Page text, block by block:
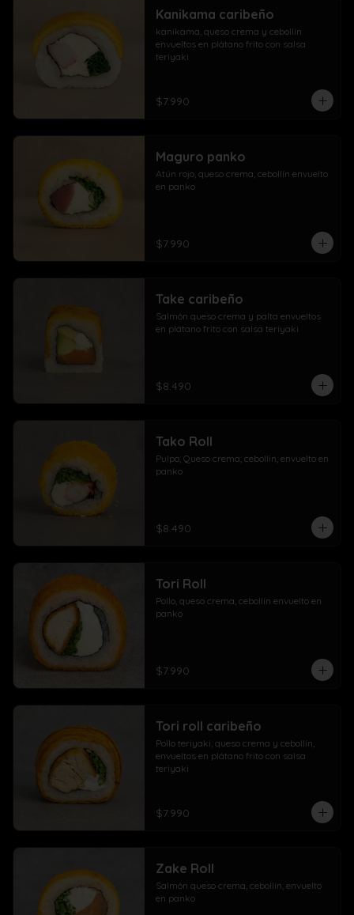
Kanikama caribeño
kanikama, queso crema y cebollín
envueltos en plátano frito con salsa
teriyaki
$7.990
Maguro panko
Atún rojo, queso crema, cebollín envuelto
en panko
$7.990
Take caribeño
Salmón queso crema y palta envueltos
en plátano frito con salsa teriyaki
$8.490
Tako Roll
Pulpo, Queso crema, cebollin, envuelto en
panko
$8.490
Tori Roll
Pollo, queso crema, cebollín envuelto en
panko
$7.990
Tori roll caribeño
Pollo teriyaki, queso crema y cebollín,
envueltos en plátano frito con salsa
teriyaki
$7.990
Zake Roll
Salmón queso crema, cebollín, envuelto
en panko